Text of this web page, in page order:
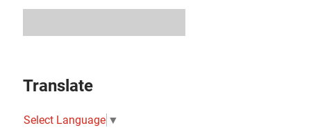
Translate
Select Language ▼